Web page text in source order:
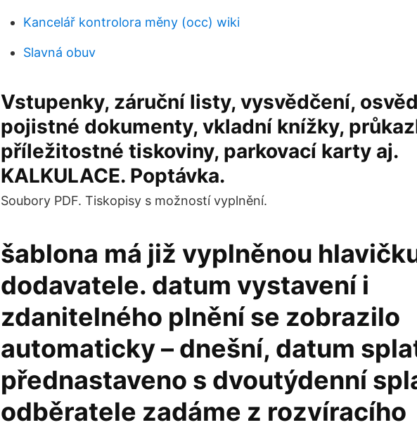
Kancelář kontrolora měny (occ) wiki
Slavná obuv
Vstupenky, záruční listy, vysvědčení,
pojistné dokumenty, vkladní knížky,
příležitostné tiskoviny, parkovací karty aj.
KALKULACE. Poptávka.
Soubory PDF. Tiskopisy s možností vyplnění.
šablona má již vyplněnou
dodavatele. datum vystavení i
zdanitelného plnění se zobrazilo
automaticky – dnešní, datum
přednastaveno s dvoutýdenní
odběratele zadáme z rozvíracího